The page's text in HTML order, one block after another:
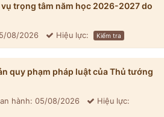
trọng tâm năm học 2026-2027 do
08/2026 Hiệu lực: Kiểm tra
quy phạm pháp luật của Thủ tướng
hành: 05/08/2026 Hiệu lực: